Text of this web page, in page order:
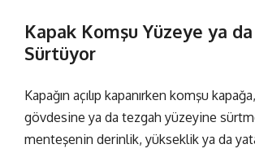
Kapak Komşu Yüzeye ya
Sürtüyor
Kapağın açılıp kapanırken komşu
gövdesine ya da tezgah yüzeyine
menteşenin derinlik, yükseklik ya da